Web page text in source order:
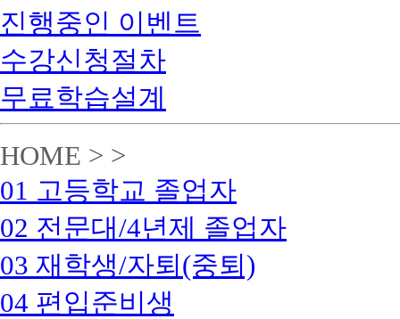
진행중인 이벤트
수강신청절차
무료학습설계
HOME > >
01 고등학교 졸업자
02 전문대/4년제 졸업자
03 재학생/자퇴(중퇴)
04 편입준비생